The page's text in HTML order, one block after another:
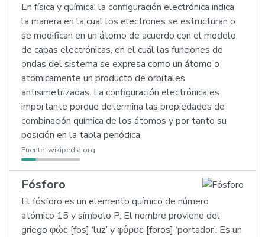
En física y química, la configuración electrónica indica
la manera en la cual los electrones se estructuran o
se modifican en un átomo de acuerdo con el modelo
de capas electrónicas, en el cuál las funciones de
ondas del sistema se expresa como un átomo o
atomicamente un producto de orbitales
antisimetrizadas. La configuración electrónica es
importante porque determina las propiedades de
combinación química de los átomos y por tanto su
posición en la tabla periódica.
Fuente: wikipedia.org
Fósforo
El fósforo es un elemento químico de número
atómico 15 y símbolo P. El nombre proviene del
griego φώς [fos] ‘luz’ y φόρος [foros] ‘portador’. Es un